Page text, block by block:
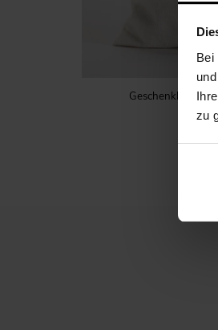
Bei
zu
Geschenkbeutel